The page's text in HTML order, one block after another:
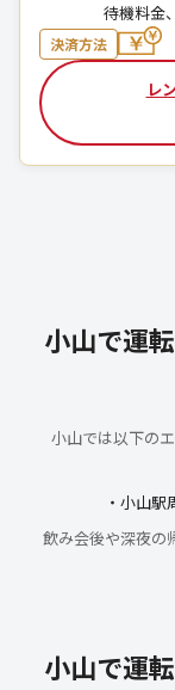
待機料金
決済方法
レ
小山で運
小山では以下の
・小山
飲み会後や深夜の
小山で運